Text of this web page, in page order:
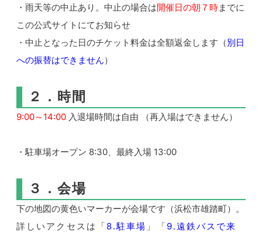
・雨天等の中止あり。中止の場合は開催日の朝７時までに
この公式サイトにてお知らせ
・中止となった日のチケット料金は全額返金します（別日
への振替はできません）
２．時間
9:00～14:00 入退場時間は自由 （再入場はできません）
・駐車場オープン 8:30、 最終入場 13:00
３．会場
下の地図の黄色いマーカーが会場です（浜松市雄踏町）。
詳しいアクセスは「 8.駐車場 」「 9.遠鉄バスで来